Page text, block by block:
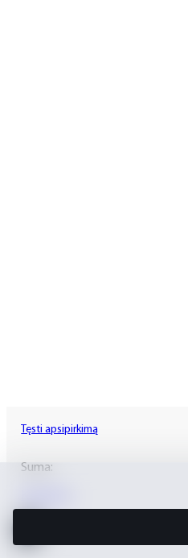
Tęsti apsipirkimą
Suma: